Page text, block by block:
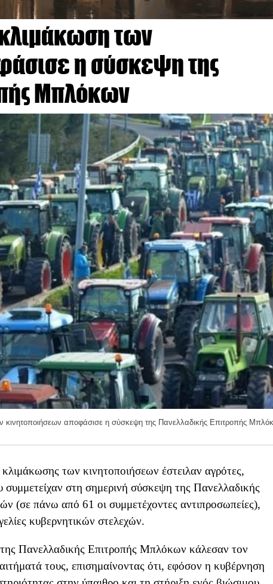
των
η σύσκεψη της
Μπλόκων
κινητοποιήσεων αποφάσισε η σύσκεψη της Πανελλαδικής Επιτροπής
των κινητοποιήσεων έστειλαν αγρότες,
συμμετείχαν στη σημερινή σύσκεψη της Πανελλαδικής
πάνω από 61 οι συμμετέχοντες αντιπροσωπείες),
κυβερνητικών στελεχών.
Πανελλαδικής Επιτροπής Μπλόκων κάλεσαν τον
τους, επισημαίνοντας ότι, εφόσον η κυβέρνηση